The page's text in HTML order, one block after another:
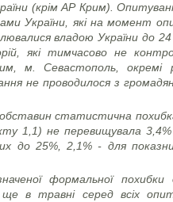
(крім АР Крим).
України, які на момент
владою України до
які тимчасово не
м. Севастополь, окремі
не проводилося з
статистична
1,1) не перевищувала 3,4%
до 25%, 2,1% - для
формальної
в травні серед всіх